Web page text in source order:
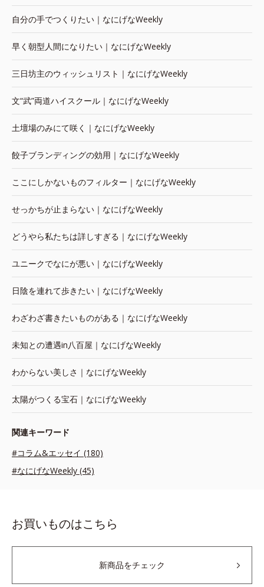
自分の手でつくりたい｜なにげなWeekly
早く朝型人間になりたい｜なにげなWeekly
三日坊主のウィッシュリスト｜なにげなWeekly
文“武”両道ハイスクール｜なにげなWeekly
土壇場のみにて咲く｜なにげなWeekly
餃子ブランディングの効用｜なにげなWeekly
ここにしかないものフィルター｜なにげなWeekly
せっかちが止まらない｜なにげなWeekly
どうやら私たちは詳しすぎる｜なにげなWeekly
ユニークでなにが悪い｜なにげなWeekly
日陰を連れて歩きたい｜なにげなWeekly
わざわざ書きたいものがある｜なにげなWeekly
未知との遭遇in八百屋｜なにげなWeekly
わからない美しさ｜なにげなWeekly
太陽がつくる宝石｜なにげなWeekly
関連キーワード
#コラム&エッセイ (180)
#なにげなWeekly (45)
お買いものはこちら
新商品をチェック